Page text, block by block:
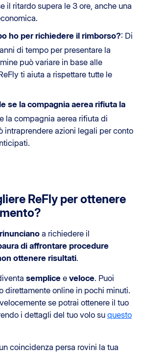
il ritardo supera le 3 ore, anche una
ho per richiedere il rimborso?: Di
di tempo per presentare la
può variare in base alle
ti aiuta a rispettare tutte le
se la compagnia aerea rifiuta la
la compagnia aerea rifiuta di
intraprendere azioni legali per conto
ReFly per ottenere
rinunciano a richiedere il
di affrontare procedure
ottenere risultati.
semplice e veloce. Puoi
direttamente online in pochi minuti.
se potrai ottenere il tuo
i dettagli del tuo volo su questo
coincidenza persa rovini la tua